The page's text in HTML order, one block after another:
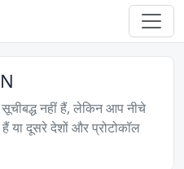
नहीं हैं, लेकिन आप नीचे
दूसरे देशों और प्रोटोकॉल